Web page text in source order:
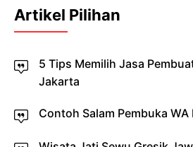
Artikel Pilihan
5 Tips Memilih Jasa
Jakarta
Contoh Salam Pembuka WA